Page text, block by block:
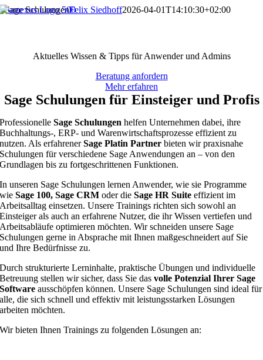
Zum
Sage SchulungenFelix Siedhoff2026-04-01T14:10:30+02:00
Aktuelles Wissen & Tipps für Anwender und Admins
Beratung anfordern
Mehr erfahren
Sage Schulungen für Einsteiger und Profis
ProfessionelleSage Schulungen helfen Unternehmen dabei, ihre
Buchhaltungs-, ERP- und Warenwirtschaftsprozesse effizient zu
nutzen. Als erfahrenerSage Platin Partner bieten wir praxisnahe
Schulungen für verschiedene Sage Anwendungen an – von den
Grundlagen bis zu fortgeschrittenen Funktionen.
In unseren Sage Schulungen lernen Anwender, wie sie Programme
wieSage 100, Sage CRModer die Sage HR Suite effizient im
Arbeitsalltag einsetzen. Unsere Trainings richten sich sowohl an
Einsteiger als auch an erfahrene Nutzer, die ihr Wissen vertiefen und
Arbeitsabläufe optimieren möchten. Wir schneiden unsere Sage
Schulungen gerne in Absprache mit Ihnen maßgeschneidert auf Sie
und Ihre Bedürfnisse zu.
Durch strukturierte Lerninhalte, praktische Übungen und individuelle
Betreuung stellen wir sicher, dass Sie dasvolle Potenzial Ihrer Sage
Software ausschöpfen können. Unsere Sage Schulungen sind ideal für
alle, die sich schnell und effektiv mit leistungsstarken Lösungen
arbeiten möchten.
Wir bieten Ihnen Trainings zu folgenden Lösungen an: